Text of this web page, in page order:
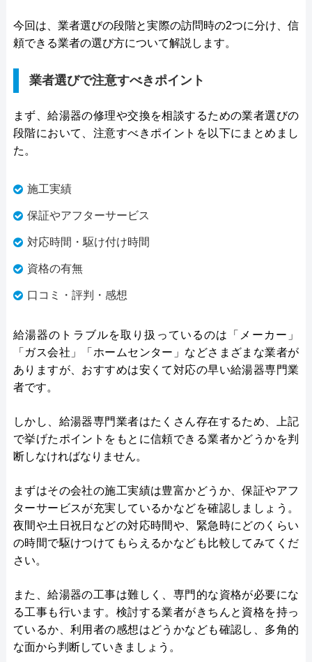
今回は、業者選びの段階と実際の訪問時の2つに分け、信
頼できる業者の選び方について解説します。
業者選びで注意すべきポイント
まず、給湯器の修理や交換を相談するための業者選びの
段階において、注意すべきポイントを以下にまとめまし
た。
施工実績
保証やアフターサービス
対応時間・駆け付け時間
資格の有無
口コミ・評判・感想
給湯器のトラブルを取り扱っているのは「メーカー」
「ガス会社」「ホームセンター」などさまざまな業者が
ありますが、おすすめは安くて対応の早い給湯器専門業
者です。
しかし、給湯器専門業者はたくさん存在するため、上記
で挙げたポイントをもとに信頼できる業者かどうかを判
断しなければなりません。
まずはその会社の施工実績は豊富かどうか、保証やアフ
ターサービスが充実しているかなどを確認しましょう。
夜間や土日祝日などの対応時間や、緊急時にどのくらい
の時間で駆けつけてもらえるかなども比較してみてくだ
さい。
また、給湯器の工事は難しく、専門的な資格が必要にな
る工事も行います。検討する業者がきちんと資格を持っ
ているか、利用者の感想はどうかなども確認し、多角的
な面から判断していきましょう。